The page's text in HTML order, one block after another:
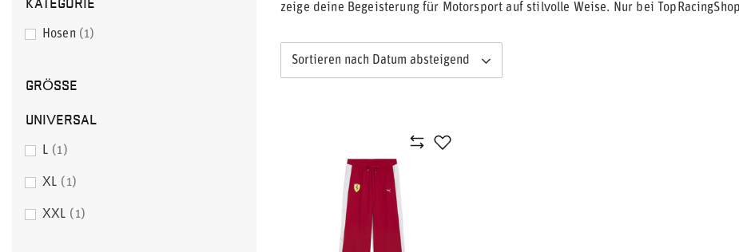
Hosen 1
GRÖSSE
UNIVERSAL
L 1
XL 1
XXL 1
zeige deine Begeisterung für Motorsport auf stilvolle Weise. Nur bei
Sortieren nach Datum absteigend